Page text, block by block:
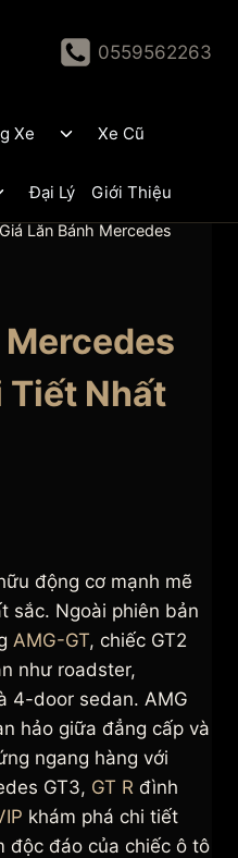
0559562263
Xe
ToggleXe Cũ
Đại Lý Giới Thiệu
Giá Lăn Bánh Mercedes
Mercedes
Tiết Nhất
động cơ mạnh mẽ
sắc. Ngoài phiên bản
AMG-GT, chiếc GT2
như roadster,
4-door sedan. AMG
hảo giữa đẳng cấp và
ngang hàng với
GT3, GT R đình
khám phá chi tiết
độc đáo của chiếc ô tô